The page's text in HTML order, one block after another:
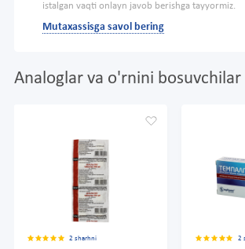
istalgan vaqti onlayn javob berishga tayyormiz.
Mutaxassisga savol bering
Analoglar va o'rnini bosuvchilar
2 sharhni 2